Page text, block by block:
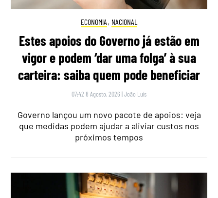
ECONOMIA , NACIONAL
Estes apoios do Governo já estão em
vigor e podem ‘dar uma folga’ à sua
carteira: saiba quem pode beneficiar
07:42 8 Agosto, 2026 |João Luís
Governo lançou um novo pacote de apoios: veja
que medidas podem ajudar a aliviar custos nos
próximos tempos